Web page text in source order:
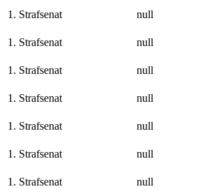
1. Strafsenat null
1. Strafsenat null
1. Strafsenat null
1. Strafsenat null
1. Strafsenat null
1. Strafsenat null
1. Strafsenat null